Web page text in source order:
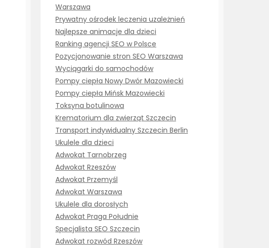
Warszawa
Prywatny ośrodek leczenia uzależnień
Najlepsze animacje dla dzieci
Ranking agencji SEO w Polsce
Pozycjonowanie stron SEO Warszawa
Wyciągarki do samochodów
Pompy ciepła Nowy Dwór Mazowiecki
Pompy ciepła Mińsk Mazowiecki
Toksyna botulinowa
Krematorium dla zwierząt Szczecin
Transport indywidualny Szczecin Berlin
Ukulele dla dzieci
Adwokat Tarnobrzeg
Adwokat Rzeszów
Adwokat Przemyśl
Adwokat Warszawa
Ukulele dla dorosłych
Adwokat Praga Południe
Specjalista SEO Szczecin
Adwokat rozwód Rzeszów